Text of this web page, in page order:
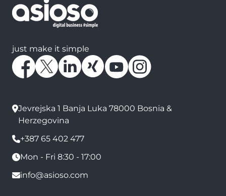
just make it simple
Jevrejska 1 Banja Luka 78000 Bosnia &
Herzegovina
+387 65 402 477
Mon - Fri 8:30 - 17:00
info@asioso.com